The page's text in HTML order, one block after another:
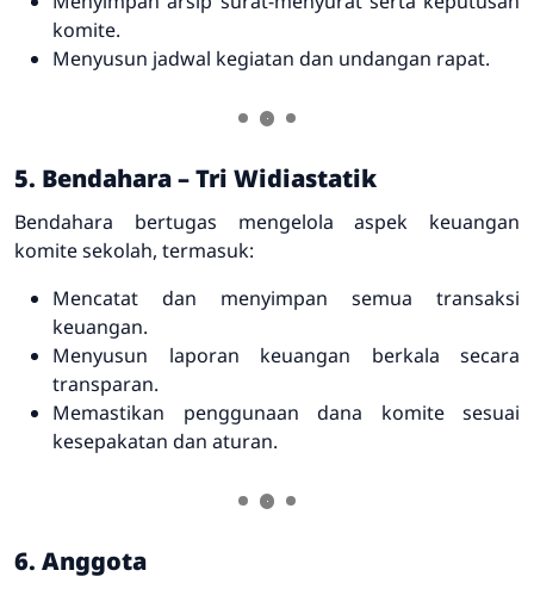
komite.
Menyusun jadwal kegiatan dan undangan rapat.
5. Bendahara – Tri Widiastatik
Bendahara bertugas mengelola aspek keuangan
komite sekolah, termasuk:
Mencatat dan menyimpan semua transaksi
keuangan.
Menyusun laporan keuangan berkala secara
transparan.
Memastikan penggunaan dana komite sesuai
kesepakatan dan aturan.
6. Anggota